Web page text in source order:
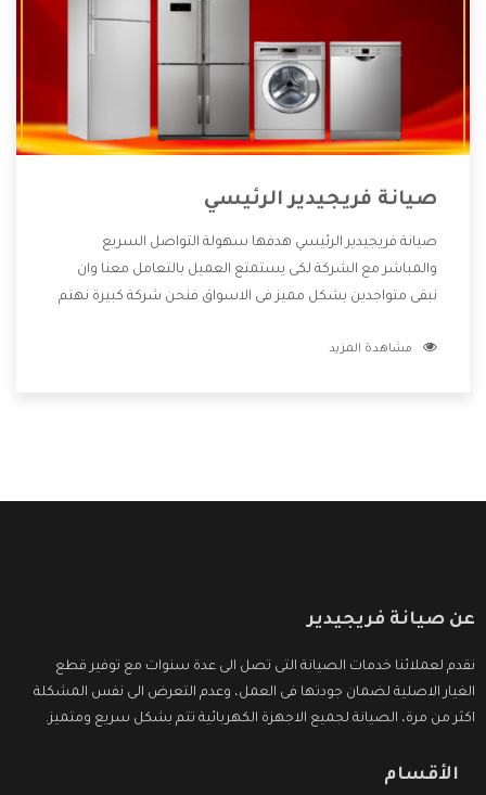
صيانة فريجيدير الرئيسي
صيانة فريجيدير الرئيسي هدفها سهولة التواصل السريع
والمباشر مع الشركة لكى يستمتع العميل بالتعامل معنا وان
نبقى متواجدين بشكل مميز فى الاسواق فنحن شركة كبيرة نهتم
الشركة بها والتى تكون منها خدمة الصيانة التى تكون من أهم
مشاهدة المزيد
عن صيانة فريجيدير
نقدم لعملائنا خدمات الصيانة التى تصل الى عدة سنوات مع توفير قطع
الغيار الاصلية لضمان جودتها فى العمل، وعدم التعرض الى نفس المشكلة
اكثر من مرة، الصيانة لجميع الاجهزة الكهربائية تتم بشكل سريع ومتميز.
الأقسام